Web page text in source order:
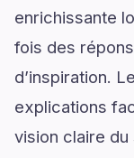
enrichissante
fois des
d’inspiration.
explications
vision claire du